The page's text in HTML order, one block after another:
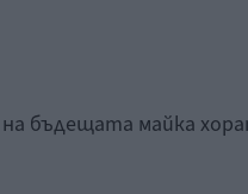
бъдещата майка